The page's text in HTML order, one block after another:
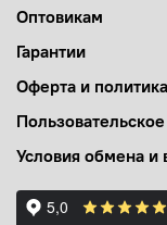
Оптовикам
Гарантии
Оферта и
Условия обмена и